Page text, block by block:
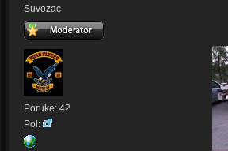
Suvozac
Poruke: 42
Pol: